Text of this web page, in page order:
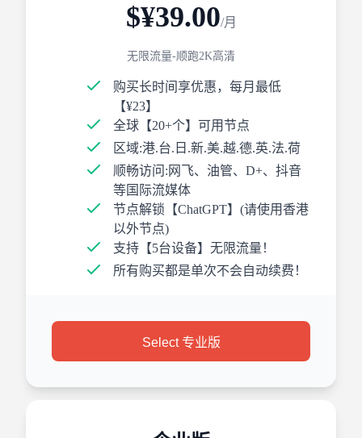
$¥39.00/月
无限流量-顺跑2K高清
购买长时间享优惠，每月最低
【¥23】
全球【20+个】可用节点
区域:港.台.日.新.美.越.德.英.法.荷
顺畅访问:网飞、油管、D+、抖音
等国际流媒体
节点解锁【ChatGPT】(请使用香港
以外节点)
支持【5台设备】无限流量！
所有购买都是单次不会自动续费！
Select 专业版